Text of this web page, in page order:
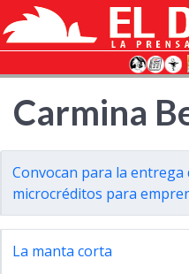
Carmina
Convocan para la entrega
microcréditos para
La manta corta